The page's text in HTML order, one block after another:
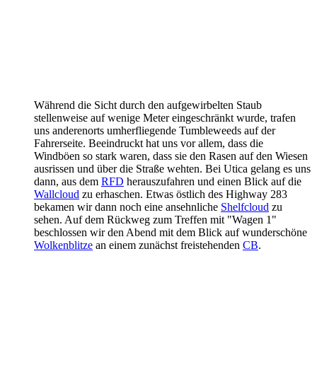
Während die Sicht durch den aufgewirbelten Staub
stellenweise auf wenige Meter eingeschränkt wurde, trafen
uns anderenorts umherfliegende Tumbleweeds auf der
Fahrerseite. Beeindruckt hat uns vor allem, dass die
Windböen so stark waren, dass sie den Rasen auf den Wiesen
ausrissen und über die Straße wehten. Bei Utica gelang es uns
dann, aus dem RFD herauszufahren und einen Blick auf die
Wallcloud zu erhaschen. Etwas östlich des Highway 283
bekamen wir dann noch eine ansehnliche Shelfcloud zu
sehen. Auf dem Rückweg zum Treffen mit "Wagen 1"
beschlossen wir den Abend mit dem Blick auf wunderschöne
Wolkenblitze an einem zunächst freistehenden CB.